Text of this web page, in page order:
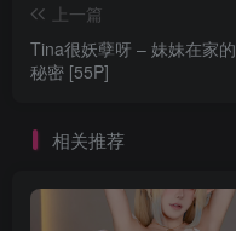
上一篇
Tina很妖孽呀 – 妹妹在家的
秘密 [55P]
相关推荐